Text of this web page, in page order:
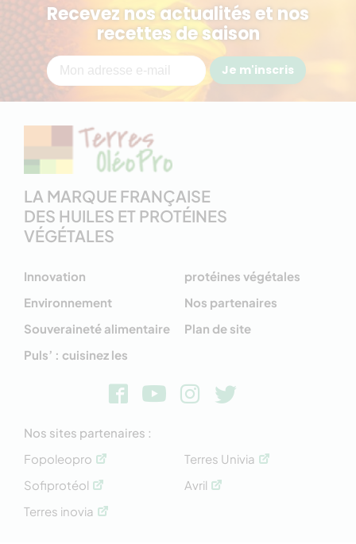
Recevez nos actualités et nos
recettes de saison
Je m'inscris
LA MARQUE FRANÇAISE
DES HUILES ET PROTÉINES
VÉGÉTALES
Innovation
Environnement
Souveraineté alimentaire
Puls’ : cuisinez les
protéines végétales
Nos partenaires
Plan de site
Nos sites partenaires :
Fopoleopro
Sofiprotéol
Terres inovia
Terres Univia
Avril